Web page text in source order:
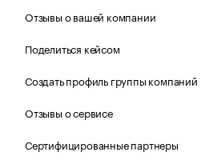
Отзывы о вашей компании
Поделиться кейсом
Создать профиль группы компаний
Отзывы о сервисе
Сертифицированные партнеры